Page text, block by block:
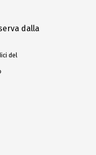
dalla
del